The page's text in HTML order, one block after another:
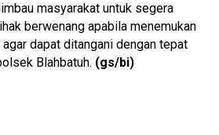
masyarakat untuk segera
berwenang apabila menemukan
dapat ditangani dengan tepat
Blahbatuh. (gs/bi)